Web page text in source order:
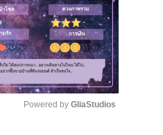
Powered by GliaStudios